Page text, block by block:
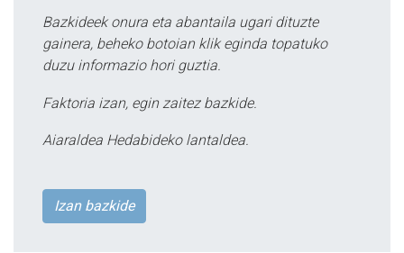
Bazkideek onura eta abantaila ugari dituzte
gainera, beheko botoian klik eginda topatuko
duzu informazio hori guztia.
Faktoria izan, egin zaitez bazkide.
Aiaraldea Hedabideko lantaldea.
Izan bazkide